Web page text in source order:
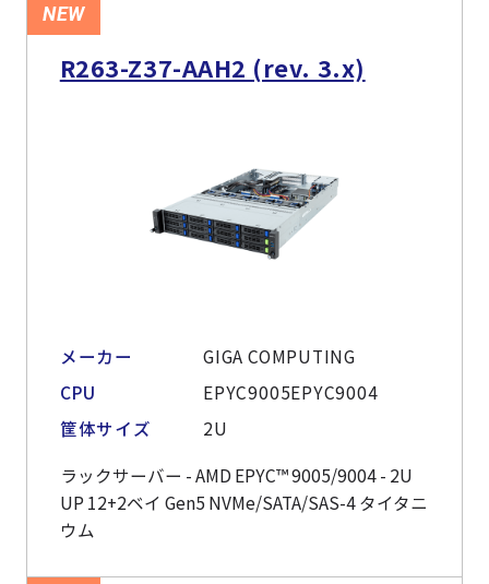
NEW
R263-Z37-AAH2 (rev. 3.x)
メーカー
GIGA COMPUTING
CPU
EPYC9005EPYC9004
筐体サイズ
2U
ラックサーバー - AMD EPYC™ 9005/9004 - 2U
UP 12+2ベイ Gen5 NVMe/SATA/SAS-4 タイタニ
ウム